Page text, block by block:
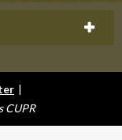
|
CUPR